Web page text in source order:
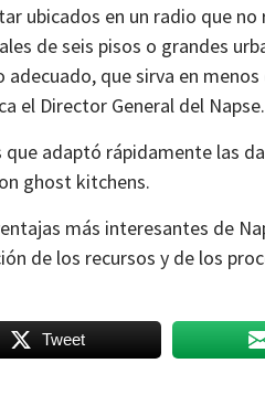
ubicados en un radio que no
de seis pisos o grandes
que sirva en
el Director General del Napse.
adaptó rápidamente las
ghost kitchens.
más interesantes de
de los recursos y de los
Tweet